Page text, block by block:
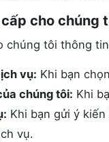
cho chúng
chúng tôi thông
vụ: Khi bạn
chúng tôi: Khi
Khi bạn gửi ý
vụ.